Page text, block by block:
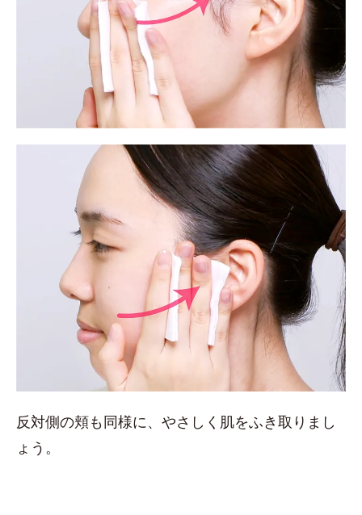
反対側の頬も同様に、やさしく肌をふき取りまし
ょう。